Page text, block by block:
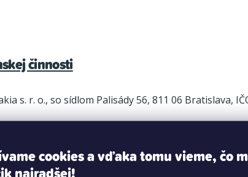
cookies a vďaka tomu vieme, čo
najradšej!
činnosti
s. r. o., so sídlom Palisády 56, 811 06 Bratislava,
O